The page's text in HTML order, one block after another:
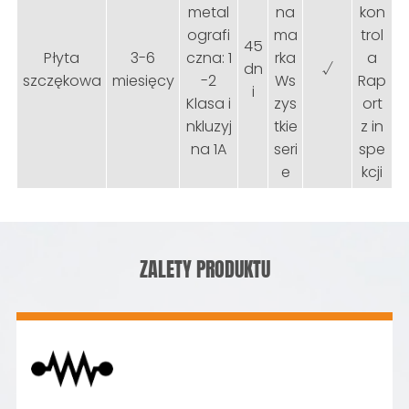
Płyta
szczękowa
3-6
miesięcy
metal
ografi
czna: 1
-2
Klasa i
nkluzyj
na 1A
45
dn
i
na
ma
rka
Ws
zys
tkie
seri
e
√
kon
trol
a
Rap
ort
z in
spe
kcji
ZALETY PRODUKTU